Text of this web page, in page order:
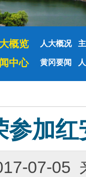
概览 人大概况
中心 黄冈要闻
参加
07-